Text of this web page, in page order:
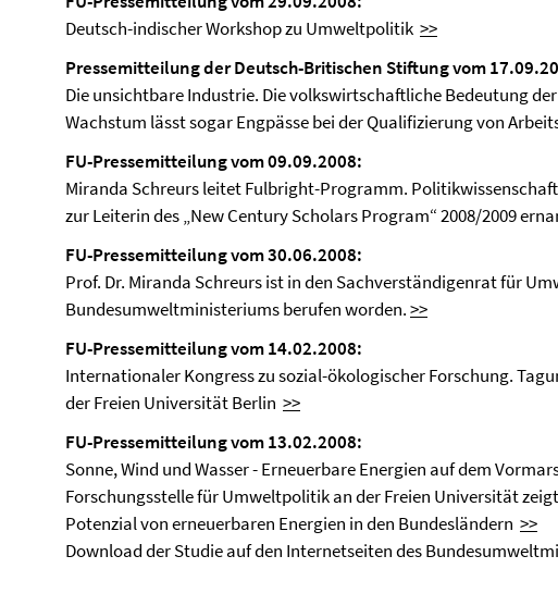
Deutsch-indischer Workshop zu Umweltpolitik >>
Pressemitteilung der Deutsch-Britischen Stiftung vom
Die unsichtbare Industrie. Die volkswirtschaftliche Bedeutung
Wachstum lässt sogar Engpässe bei der Qualifizierung von
FU-Pressemitteilung vom 09.09.2008:
Miranda Schreurs leitet Fulbright-Programm.
zur Leiterin des „New Century Scholars Program“ 2008/2009
FU-Pressemitteilung vom 30.06.2008:
Prof. Dr. Miranda Schreurs ist in den Sachverständigenrat für
Bundesumweltministeriums berufen worden.>>
FU-Pressemitteilung vom 14.02.2008:
Internationaler Kongress zu sozial-ökologischer Forschung.
der Freien Universität Berlin >>
FU-Pressemitteilung vom 13.02.2008:
Sonne, Wind und Wasser - Erneuerbare Energien auf dem
Forschungsstelle für Umweltpolitik an der Freien Universität
Potenzial von erneuerbaren Energien in den Bundesländern >>
Download der Studie auf den Internetseiten des